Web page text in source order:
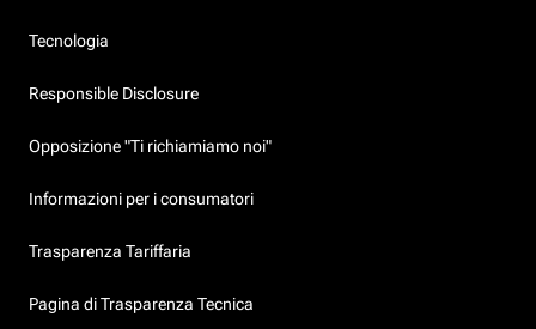
Tecnologia
Responsible Disclosure
Opposizione "Ti richiamiamo noi"
Informazioni per i consumatori
Trasparenza Tariffaria
Pagina di Trasparenza Tecnica